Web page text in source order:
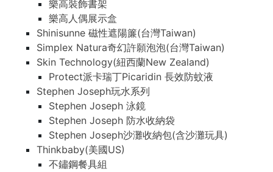
樂高裝飾書架
樂高人偶展示盒
Shinisunne 磁性遮陽簾(台灣Taiwan)
Simplex Natura奇幻許願泡泡(台灣Taiwan)
Skin Technology(紐西蘭New Zealand)
Protect派卡瑞丁Picaridin 長效防蚊液
Stephen Joseph玩水系列
Stephen Joseph 泳鏡
Stephen Joseph 防水收納袋
Stephen Joseph沙灘收納包(含沙灘玩具)
Thinkbaby(美國US)
不鏽鋼餐具組